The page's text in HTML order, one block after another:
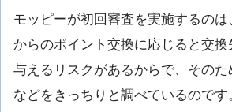
モッピーが初回審査を実施するの
からのポイント交換に応じると交
与えるリスクがあるからで、その
などをきっちりと調べているのです